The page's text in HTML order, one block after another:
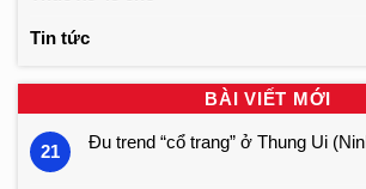
Tin tức
BÀI VIẾT MỚI
21 Đu trend “cổ trang” ở Thung Ui